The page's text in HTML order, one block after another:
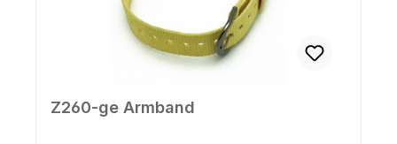
Z260-ge Armband